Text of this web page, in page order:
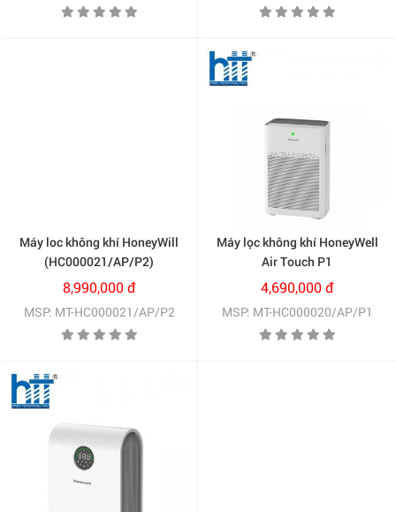
Máy loc không khí HoneyWill
(HC000021/AP/P2)
8,990,000 đ
MSP: MT-HC000021/AP/P2
Máy lọc không khí HoneyWell
Air Touch P1
(HC000020/AP/P1)
4,690,000 đ
MSP: MT-HC000020/AP/P1